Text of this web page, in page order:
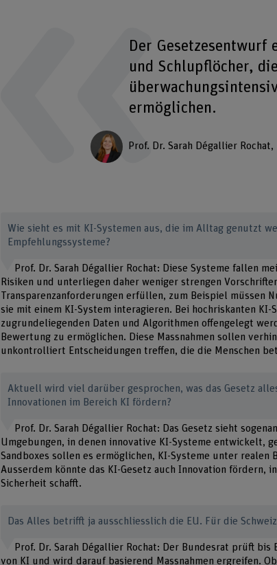
Der Gesetzesentwurf
und Schlupflöcher,
ermöglichen.
Prof. Dr. Sarah Dégallier Rochat
Wie sieht es mit KI-Systemen aus, die im Alltag genutzt
Empfehlungssysteme?
Prof. Dr. Sarah Dégallier Rochat: Diese Systeme fallen
Risiken und unterliegen daher weniger strengen
Transparenzanforderungen erfüllen, zum Beispiel
sie mit einem KI-System interagieren. Bei hochriskanten KI-
zugrundeliegenden Daten und Algorithmen offengelegt
Bewertung zu ermöglichen. Diese Massnahmen sollen
unkontrolliert Entscheidungen treffen, die die Menschen
Aktuell wird viel darüber gesprochen, was das Gesetz
Innovationen im Bereich KI fördern?
Prof. Dr. Sarah Dégallier Rochat: Das Gesetz sieht
Umgebungen, in denen innovative KI-Systeme entwickelt,
Sandboxes sollen es ermöglichen, KI-Systeme unter realen
Ausserdem könnte das KI-Gesetz auch Innovation fördern,
Sicherheit schafft.
Das Alles betrifft ja ausschliesslich die EU. Für die
Prof. Dr. Sarah Dégallier Rochat: Der Bundesrat prüft
von KI und wird darauf basierend Massnahmen ergreifen.